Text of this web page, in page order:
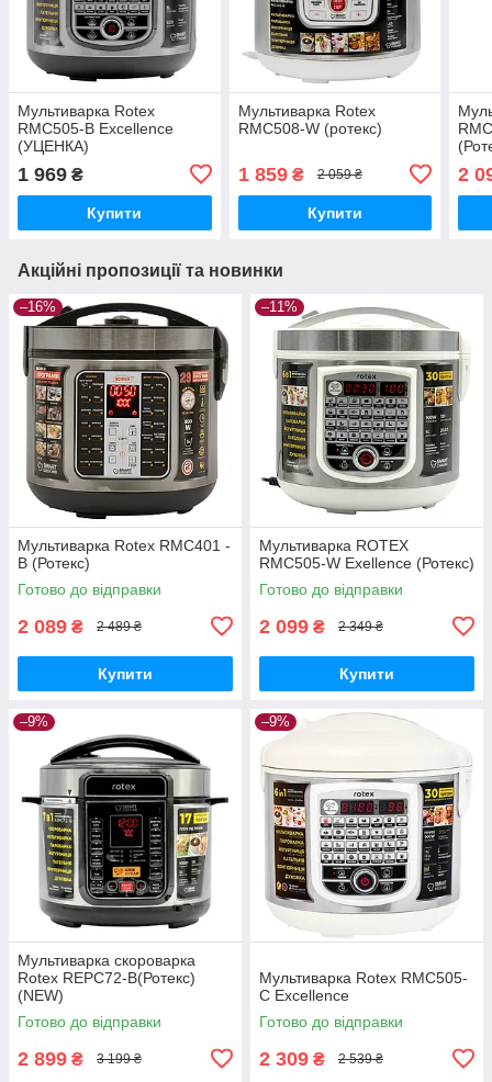
Мультиварка Rotex
RMC505-B Excellence
(УЦЕНКА)
1 969 ₴
Купити
Мультиварка Rotex
RMC508-W (ротекс)
1 859₴ 2 059 ₴
Купити
2
Акційні пропозиції та новинки
–16%
Мультиварка Rotex RMC401 -
B (Ротекс)
Готово до відправки
2 089 ₴ 2 489 ₴
Купити
–11%
Мультиварка ROTEX
RMC505-W Exellence (Ротекс)
Готово до відправки
2 099 ₴ 2 349 ₴
Купити
–9%
Мультиварка скороварка
Rotex REPC72-B(Ротекс)
(NEW)
Готово до відправки
2 899 ₴ 3 199 ₴
–9%
Мультиварка Rotex RMC505-
C Excellence
Готово до відправки
2 309 ₴ 2 539 ₴